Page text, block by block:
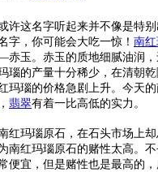
或许这名字听起来并不像是特
字，你可能会大吃一惊！ 南
玉。赤玉的质地细腻油润，
瑙的产量十分稀少，在清朝
玛瑙的价格急剧上升。今天
， 翡翠有着一比高低的实力。
玛瑙原石，在石头市场上却
南红玛瑙原石的赌性太高。
便宜，但是赌性也是最高的